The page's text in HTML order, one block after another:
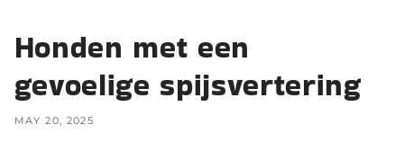
Honden met een
gevoelige spijsvertering
MAY 20, 2025